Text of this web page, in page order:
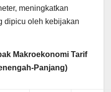
meningkatkan
dipicu oleh kebijakan
Makroekonomi Tarif
Panjang)